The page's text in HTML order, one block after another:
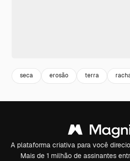
seca erosão terra
A plataforma criativa para você
Mais de 1 milhão de assinantes